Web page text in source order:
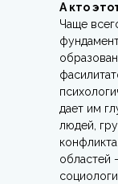
А кто
Чаще
дает им
людей,
областей